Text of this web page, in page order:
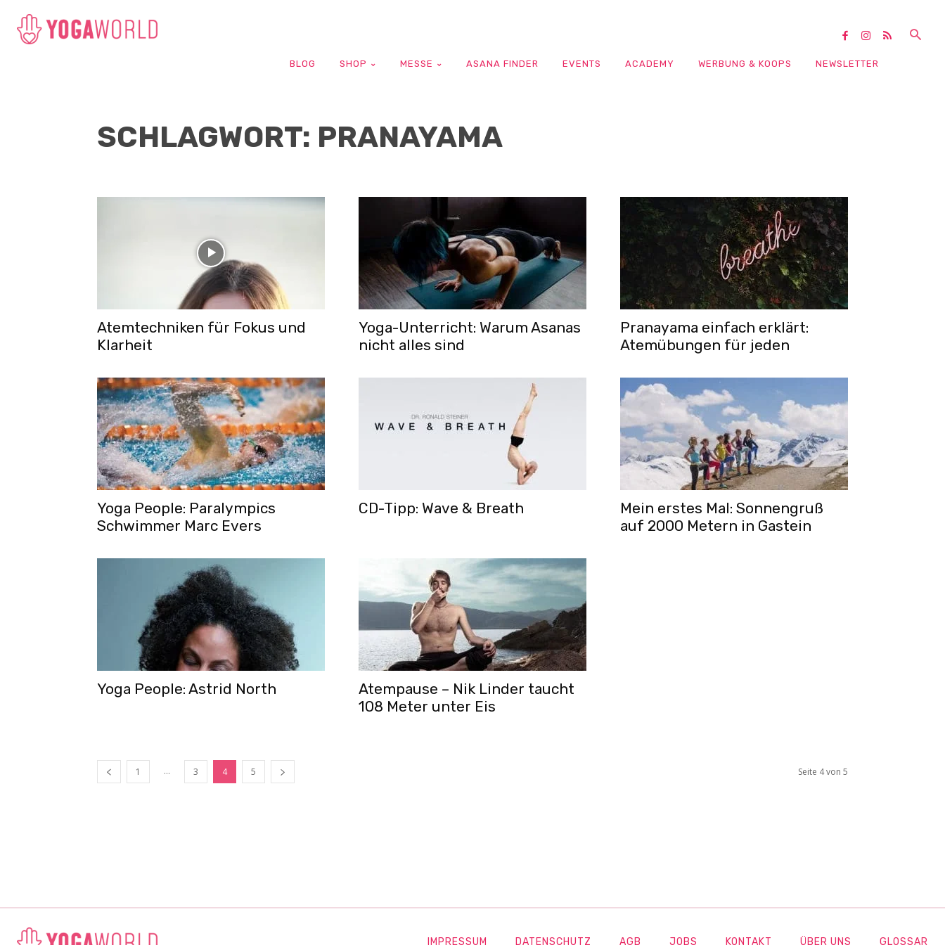
BLOG SHOP MESSE ASANA FINDER EVENTS ACADEMY WERBUNG & KOOPS NEWSLETTER
SCHLAGWORT: PRANAYAMA
Atemtechniken für Fokus und
Klarheit
Yoga-Unterricht: Warum Asanas
nicht alles sind
Pranayama einfach erklärt:
Atemübungen für jeden
Yoga People: Paralympics
Schwimmer Marc Evers
CD-Tipp: Wave & Breath
Mein erstes Mal: Sonnengruß
auf 2000 Metern in Gastein
Yoga People: Astrid North
Atempause – Nik Linder taucht
108 Meter unter Eis
1 ... 3 4 5 Seite 4 von 5
IMPRESSUM DATENSCHUTZ AGB JOBS KONTAKT ÜBER UNS GLOSSAR